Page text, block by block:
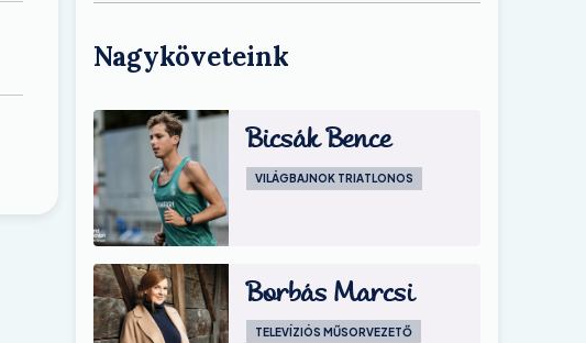
Nagyköveteink
Image
Bicsák Bence
VILÁGBAJNOK TRIATLONOS
Borbás Marcsi
TELEVÍZIÓS MŰSORVEZETŐ